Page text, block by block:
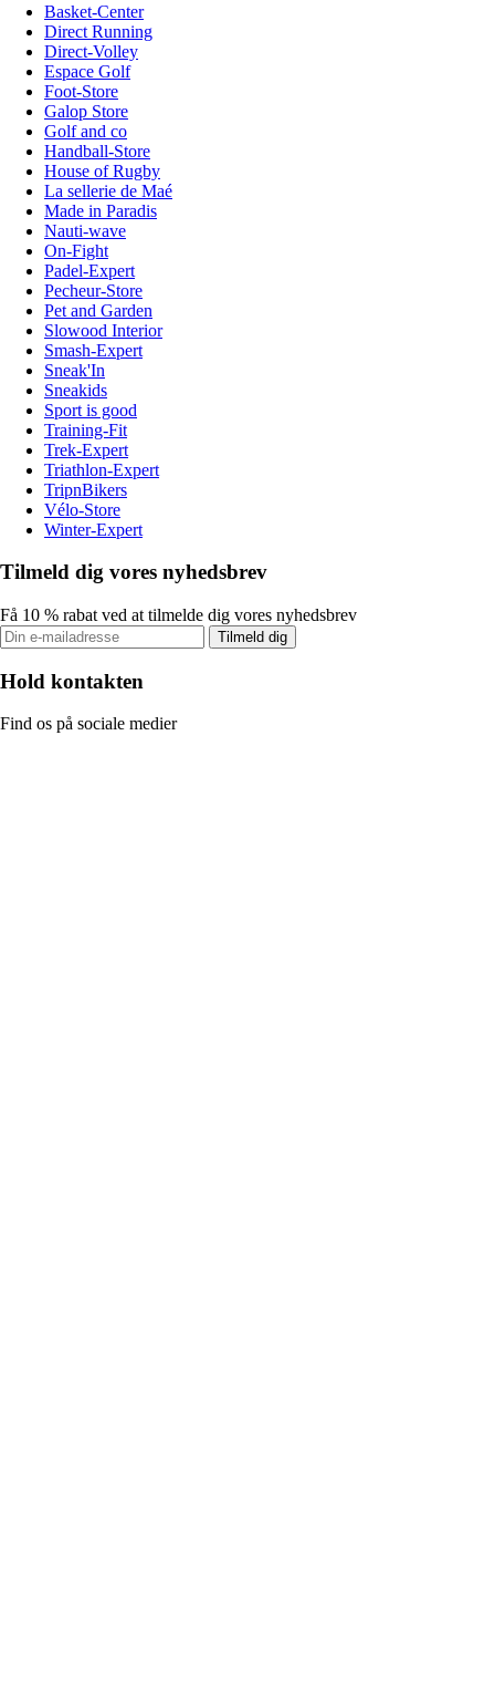
Basket-Center
Direct Running
Direct-Volley
Espace Golf
Foot-Store
Galop Store
Golf and co
Handball-Store
House of Rugby
La sellerie de Maé
Made in Paradis
Nauti-wave
On-Fight
Padel-Expert
Pecheur-Store
Pet and Garden
Slowood Interior
Smash-Expert
Sneak'In
Sneakids
Sport is good
Training-Fit
Trek-Expert
Triathlon-Expert
TripnBikers
Vélo-Store
Winter-Expert
Tilmeld dig vores nyhedsbrev
Få 10 % rabat ved at tilmelde dig vores nyhedsbrev
Tilmeld dig
Hold kontakten
Find os på sociale medier